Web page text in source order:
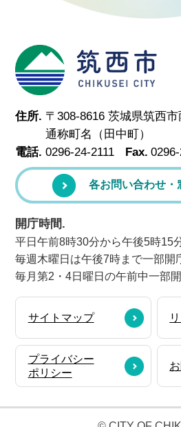
住所. 〒308-8616 茨城県筑西
通称町名（田中町）
電話. 0296-24-2111 Fax.
各お問い合わせ・
開庁時間.
平日午前8時30分から午後5時15
毎週木曜日は午後7時まで一部開
毎月第2・4日曜日の午前中一部
サイトマップ
プライバシー
ポリシー